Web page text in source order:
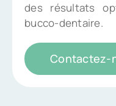
des résultats
bucco-dentaire.
Contactez-